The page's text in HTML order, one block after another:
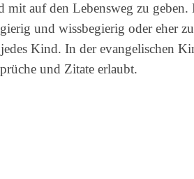
auf den Lebensweg zu
und wissbegierig oder eher
Kind. In der evangelischen
und Zitate erlaubt.